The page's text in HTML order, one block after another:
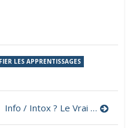
LES APPRENTISSAGES
Info / Intox ? Le Vrai du Faux !